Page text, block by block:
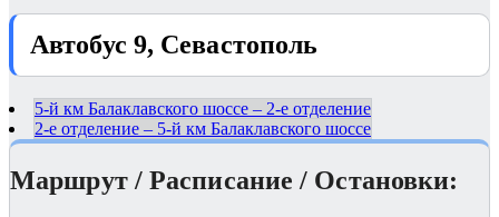
Автобус 9, Севастополь
5-й км Балаклавского шоссе – 2-е отделение
2-е отделение – 5-й км Балаклавского шоссе
Маршрут / Расписание / Остановки: